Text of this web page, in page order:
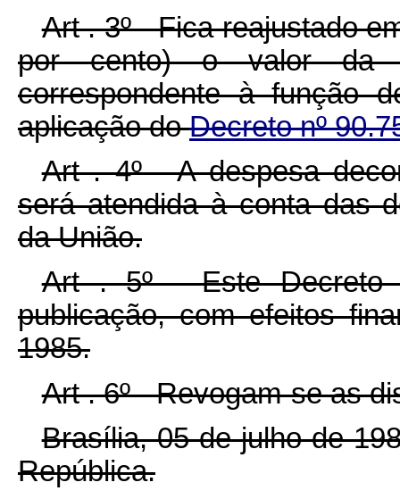
Art . 3º - Fica reajustado
por cento) o valor da
correspondente à função
aplicação doDecreto nº
Art . 4º - A despesa
será atendida à conta das
da União.
Art . 5º - Este Decreto
publicação, com efeitos
1985.
Art . 6º - Revogam-se as
Brasília, 05 de julho de
República.